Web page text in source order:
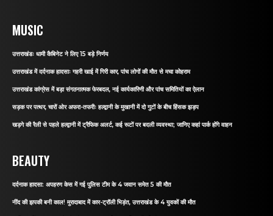
MUSIC
उत्तराखंडः धामी कैबिनेट ने लिए 15 बड़े निर्णय
उत्तराखंड में दर्दनाक हादसाः गहरी खाई में गिरी कार, पांच लोगों की मौत से मचा कोहराम
उत्तराखंड कांग्रेस में बड़ा संगठनात्मक फेरबदल, नई कार्यकारिणी और पांच समितियों का ऐलान
सड़क पर पत्थर, चारों ओर अफरा-तफरीः हल्द्वानी के मुखानी में दो गुटों के बीच हिंसक झड़प
खड़गे की रैली से पहले हल्द्वानी में ट्रैफिक अलर्ट, कई रूटों पर बदली व्यवस्था; जानिए कहां पार्क होंगे वाहन
BEAUTY
दर्दनाक हादसा: अपहरण केस में गई पुलिस टीम के 4 जवान समेत 5 की मौत
नींद की झपकी बनी काल! मुरादाबाद में कार-ट्रॉली भिड़ंत, उत्तराखंड के 4 युवकों की मौत